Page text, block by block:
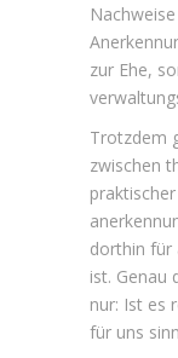
zur Ehe,
Trotzdem
zwischen
dorthin für
ist. Genau
nur: Ist es
für uns